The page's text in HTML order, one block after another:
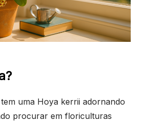
uma Hoya kerrii adornando
procurar em floriculturas